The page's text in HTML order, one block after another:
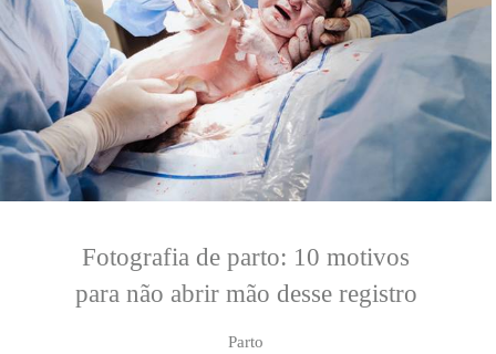
Fotografia de parto: 10 motivos
para não abrir mão desse registro
Parto